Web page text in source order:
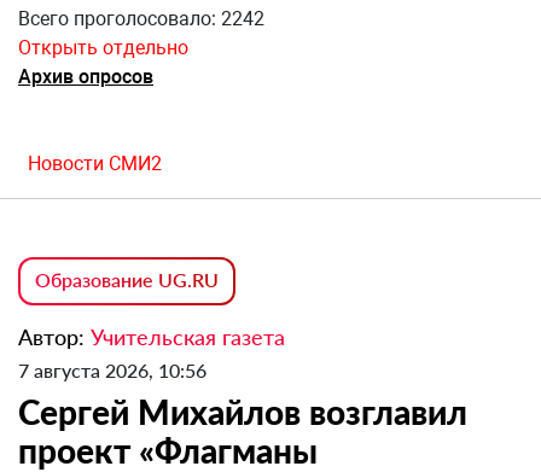
Всего проголосовало: 2242
Открыть отдельно
Архив опросов
Новости СМИ2
Образование UG.RU
Автор: Учительская газета
7 августа 2026, 10:56
Сергей Михайлов возглавил
проект «Флагманы